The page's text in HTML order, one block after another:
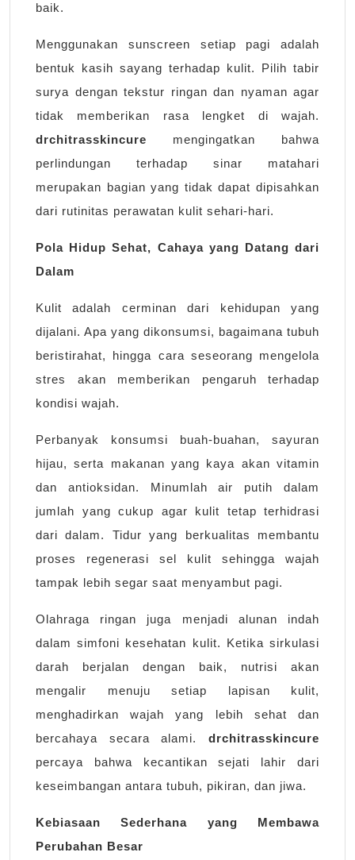
baik.
Menggunakan sunscreen setiap pagi adalah
bentuk kasih sayang terhadap kulit. Pilih tabir
surya dengan tekstur ringan dan nyaman agar
tidak memberikan rasa lengket di wajah.
drchitrasskincure mengingatkan bahwa
perlindungan terhadap sinar matahari
merupakan bagian yang tidak dapat dipisahkan
dari rutinitas perawatan kulit sehari-hari.
Pola Hidup Sehat, Cahaya yang Datang dari
Dalam
Kulit adalah cerminan dari kehidupan yang
dijalani. Apa yang dikonsumsi, bagaimana tubuh
beristirahat, hingga cara seseorang mengelola
stres akan memberikan pengaruh terhadap
kondisi wajah.
Perbanyak konsumsi buah-buahan, sayuran
hijau, serta makanan yang kaya akan vitamin
dan antioksidan. Minumlah air putih dalam
jumlah yang cukup agar kulit tetap terhidrasi
dari dalam. Tidur yang berkualitas membantu
proses regenerasi sel kulit sehingga wajah
tampak lebih segar saat menyambut pagi.
Olahraga ringan juga menjadi alunan indah
dalam simfoni kesehatan kulit. Ketika sirkulasi
darah berjalan dengan baik, nutrisi akan
mengalir menuju setiap lapisan kulit,
menghadirkan wajah yang lebih sehat dan
bercahaya secara alami. drchitrasskincure
percaya bahwa kecantikan sejati lahir dari
keseimbangan antara tubuh, pikiran, dan jiwa.
Kebiasaan Sederhana yang Membawa
Perubahan Besar